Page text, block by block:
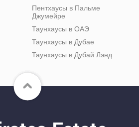
Пентхаусы в Пальме
Джумейре
Таунхаусы в ОАЭ
Таунхаусы в Дубае
Таунхаусы в Дубай Лэнд